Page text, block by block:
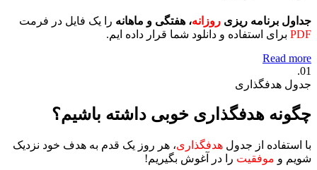
جداول برنامه ریزی روزانه، هفتگی و ماهانه را یک فایل در فرمت
PDF برای استفاده و دانلود شما قرار داده ایم.
Read more
01.
جدول هدفگذاری
چگونه هدفگذاری خوبی داشته باشیم؟
با استفاده از جدول هدفگذاری، هر روز یک قدم به هدف خود نزدیک
شویم و موفقیت را در آغوش بگیریم!